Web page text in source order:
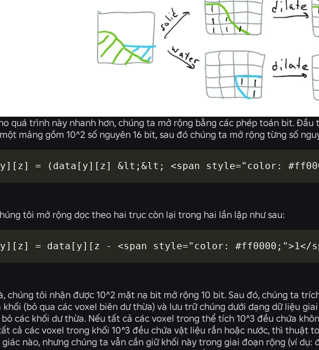
quá trình này nhanh hơn, chúng ta mở rộng bằng các phép toán bit.
mảng gồm 10^2 số nguyên 16 bit, sau đó chúng ta mở rộng từng số
= (data[y][z] &lt;&lt; <span style="color:
tôi mở rộng dọc theo hai trục còn lại trong hai lần lặp như sau:
= data[y][z - <span style="color:
chúng tôi nhận được 10^2 mặt nạ bit mở rộng 10 bit. Sau đó, chúng ta
khối (bỏ qua các voxel biên dư thừa) và lưu trữ chúng dưới dạng dữ liệu
các khối dư thừa. Nếu tất cả các voxel trong thể tích 10^3 đều chứa
cả các voxel trong khối 10^3 đều chứa vật liệu rắn hoặc nước, thì thuật
nào, nhưng chúng ta vẫn cần giữ khối này trong giai đoạn rộng (ví